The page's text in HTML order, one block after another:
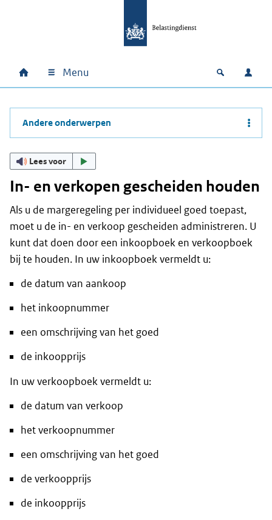
Hoofdnavigatie
Home Menu Open
Andere onderwerpen
Lees voor
In- en verkopen gescheiden houden
Als u de margeregeling per individueel goed toepast,
moet u de in- en verkoop gescheiden administreren. U
kunt dat doen door een inkoopboek en verkoopboek
bij te houden. In uw inkoopboek vermeldt u:
de datum van aankoop
het inkoopnummer
een omschrijving van het goed
de inkoopprijs
In uw verkoopboek vermeldt u:
de datum van verkoop
het verkoopnummer
een omschrijving van het goed
de verkoopprijs
de inkoopprijs